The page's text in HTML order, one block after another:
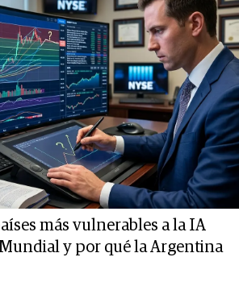
más vulnerables a la IA
y por qué la Argentina